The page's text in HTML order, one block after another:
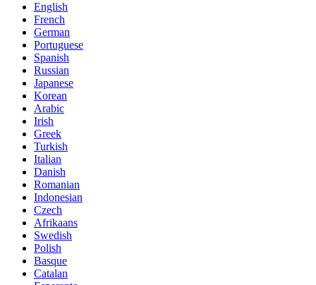
English
French
German
Portuguese
Spanish
Russian
Japanese
Korean
Arabic
Irish
Greek
Turkish
Italian
Danish
Romanian
Indonesian
Czech
Afrikaans
Swedish
Polish
Basque
Catalan